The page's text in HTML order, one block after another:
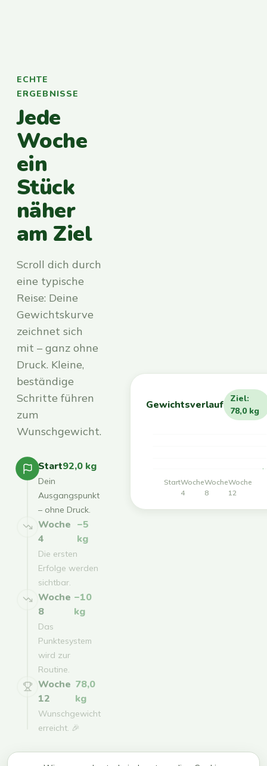
ECHTE
ERGEBNISSE
Jede
Woche
ein
Stück
näher
am Ziel
Scroll dich durch
eine typische
Reise: Deine
Gewichtskurve
zeichnet sich
mit – ganz ohne
Druck. Kleine,
beständige
Schritte führen
zum
Wunschgewicht.
Start92,0 kg
Dein
Ausgangspunkt
– ohne Druck.
Woche
4
−5
kg
Die ersten
Erfolge werden
sichtbar.
Woche
8
−10
kg
Das
Punktesystem
wird zur
Routine.
Woche
12
78,0
kg
Wunschgewicht
erreicht. 🎉
Gewichtsverlauf
Ziel:
78,0 kg
StartWoche
4
Woche
8
Woche
12